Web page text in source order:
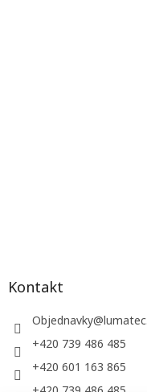
Kontakt
Objednavky@
+420 739 486 485
+420 601 163 865